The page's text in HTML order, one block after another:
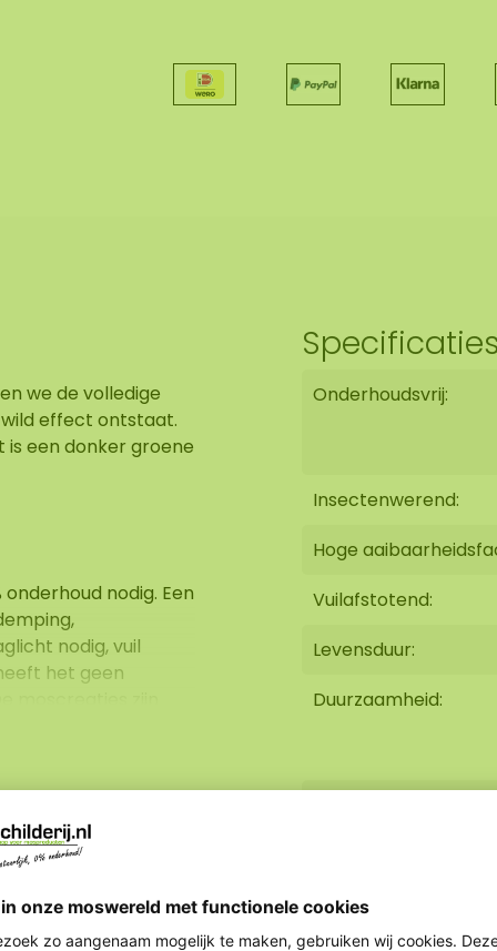
we de volledige
effect ontstaat.
is een donker groene
nodig. Een
nodig, vuil
het geen
levensduur
15 KG. Ook kunnen
verwerken
Onderhoudsvrij:
Insectenwerend:
Hoge
Vuilafstotend:
Levensduur:
Duurzaamheid:
Gewicht: